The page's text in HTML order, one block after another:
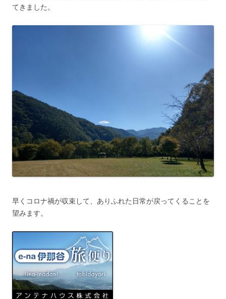
てきました。
早くコロナ禍が収束して、ありふれた日常が戻ってくることを
望みます。